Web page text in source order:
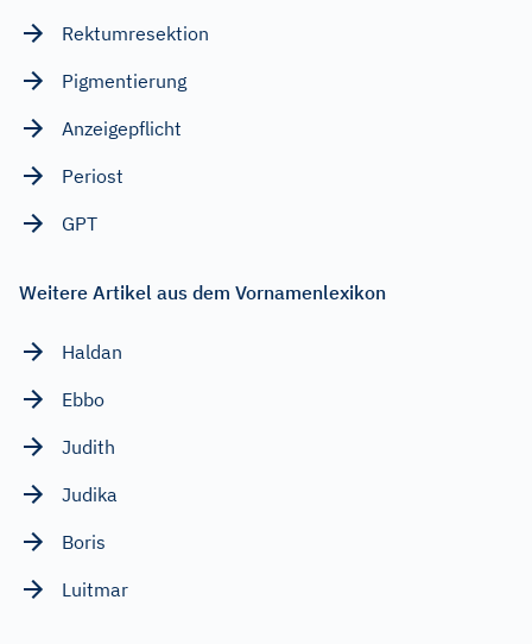
Rektumresektion
Pigmentierung
Anzeigepflicht
Periost
GPT
Weitere Artikel aus dem Vornamenlexikon
Haldan
Ebbo
Judith
Judika
Boris
Luitmar